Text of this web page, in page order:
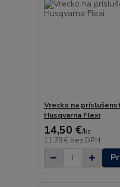
Vrecko na
Husqvarna Flexi
14,50 €/ks
11,79 € bez DPH